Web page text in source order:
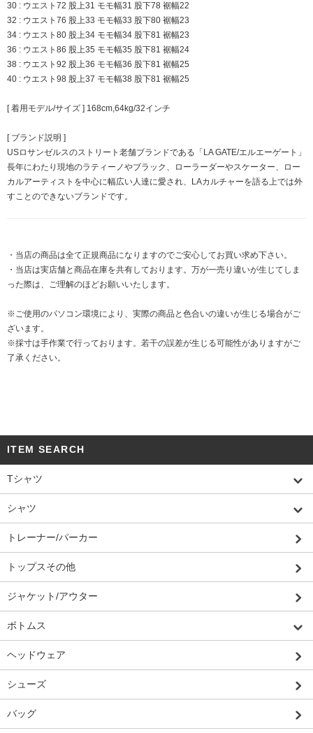
30 : ウエスト72 股上31 モモ幅31 股下78 裾幅22
32 : ウエスト76 股上33 モモ幅33 股下80 裾幅23
34 : ウエスト80 股上34 モモ幅34 股下81 裾幅23
36 : ウエスト86 股上35 モモ幅35 股下81 裾幅24
38 : ウエスト92 股上36 モモ幅36 股下81 裾幅25
40 : ウエスト98 股上37 モモ幅38 股下81 裾幅25
[ 着用モデル/サイズ ] 168cm,64kg/32インチ
[ ブランド説明 ]
USロサンゼルスのストリート老舗ブランドである「LA GATE/エルエーゲート」
長年にわたり現地のラティーノやブラック、ローラーダーやスケーター、ロー
カルアーティストを中心に幅広い人達に愛され、LAカルチャーを語る上では外
すことのできないブランドです。
・当店の商品は全て正規商品になりますのでご安心してお買い求め下さい。
・当店は実店舗と商品在庫を共有しております。万が一売り違いが生じてしま
った際は、ご理解のほどお願いいたします。
※ご使用のパソコン環境により、実際の商品と色合いの違いが生じる場合がご
ざいます。
※採寸は手作業で行っております。若干の誤差が生じる可能性がありますがご
了承ください。
ITEM SEARCH
Tシャツ
シャツ
トレーナー/パーカー
トップスその他
ジャケット/アウター
ボトムス
ヘッドウェア
シューズ
バッグ